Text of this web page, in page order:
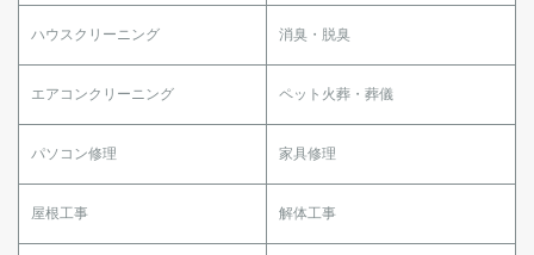
ハウスクリーニング 消臭・脱臭
エアコンクリーニング ペット火葬・葬儀
パソコン修理 家具修理
屋根工事 解体工事